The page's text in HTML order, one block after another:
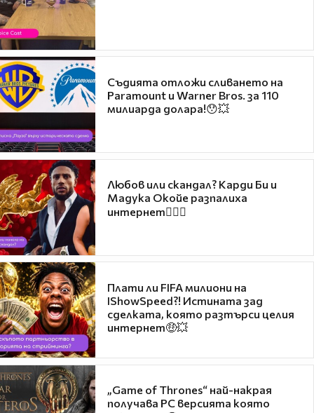
Съдията отложи сливането на
Paramount и Warner Bros. за 110
милиарда долара!😯💥
Любов или скандал? Карди Би и
Мадука Окойе разпалиха
интернет❤️‍🔥🔥
Плати ли FIFA милиони на
IShowSpeed?! Истината зад
сделката, която разтърси целия
интернет🤑💥
„Game of Thrones“ най-накрая
получава PC версията която